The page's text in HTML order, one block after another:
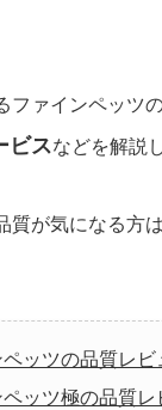
ファインペッツ
ビスなどを解説
質が気になる方
ッツの品質レビ
ッツ極の品質レ